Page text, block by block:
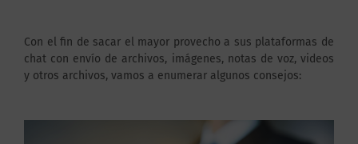
Con el fin de sacar el mayor provecho a sus plataformas de
chat con envío de archivos, imágenes, notas de voz, videos
y otros archivos, vamos a enumerar algunos consejos: